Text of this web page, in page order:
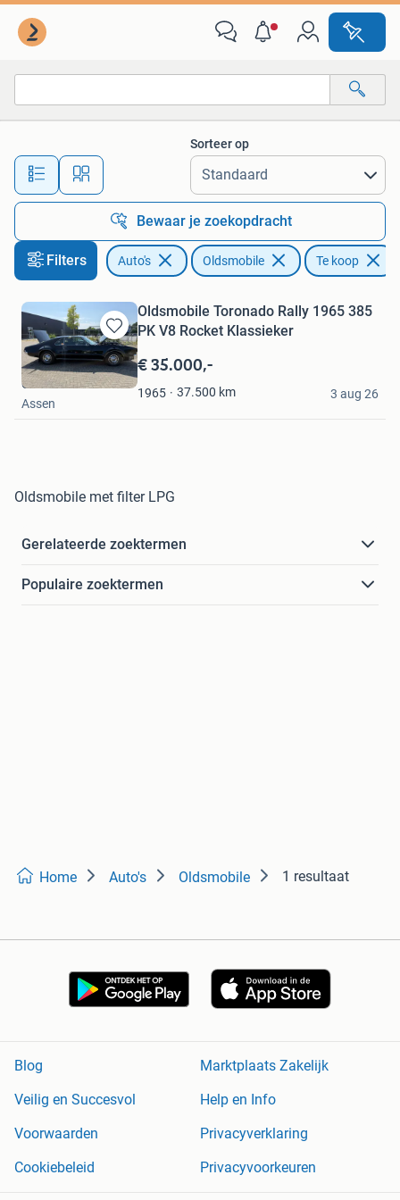
Alle afstanden…
Sorteer op
Bewaar je zoekopdracht
Filters Auto's Oldsmobile Te koop
Bewaren
in
Mijn
Favorieten
Oldsmobile Toronado Rally 1965 385
PK V8 Rocket Klassieker
€ 35.000,-
1965 37.500 km
GT
Assen
3 aug 26
Oldsmobile met filter LPG
Gerelateerde zoektermen
Populaire zoektermen
Home Auto's Oldsmobile 1 resultaat
Blog
Marktplaats Zakelijk
Veilig en Succesvol
Help en Info
Voorwaarden
Privacyverklaring
Cookiebeleid
Privacyvoorkeuren